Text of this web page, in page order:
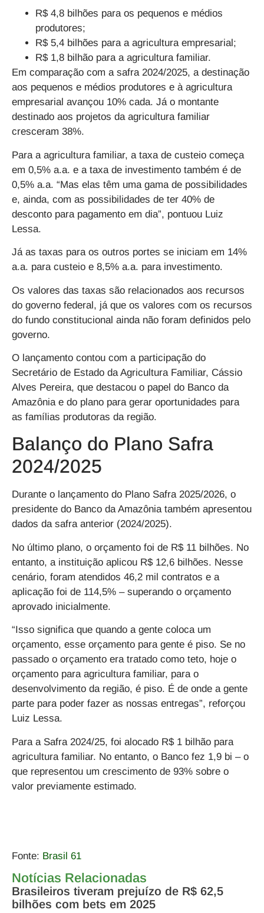
R$ 4,8 bilhões para os pequenos e médios
produtores;
R$ 5,4 bilhões para a agricultura empresarial;
R$ 1,8 bilhão para a agricultura familiar.
Em comparação com a safra 2024/2025, a destinação
aos pequenos e médios produtores e à agricultura
empresarial avançou 10% cada. Já o montante
destinado aos projetos da agricultura familiar
cresceram 38%.
Para a agricultura familiar, a taxa de custeio começa
em 0,5% a.a. e a taxa de investimento também é de
0,5% a.a. “Mas elas têm uma gama de possibilidades
e, ainda, com as possibilidades de ter 40% de
desconto para pagamento em dia”, pontuou Luiz
Lessa.
Já as taxas para os outros portes se iniciam em 14%
a.a. para custeio e 8,5% a.a. para investimento.
Os valores das taxas são relacionados aos recursos
do governo federal, já que os valores com os recursos
do fundo constitucional ainda não foram definidos pelo
governo.
O lançamento contou com a participação do
Secretário de Estado da Agricultura Familiar, Cássio
Alves Pereira, que destacou o papel do Banco da
Amazônia e do plano para gerar oportunidades para
as famílias produtoras da região.
Balanço do Plano Safra
2024/2025
Durante o lançamento do Plano Safra 2025/2026, o
presidente do Banco da Amazônia também apresentou
dados da safra anterior (2024/2025).
No último plano, o orçamento foi de R$ 11 bilhões. No
entanto, a instituição aplicou R$ 12,6 bilhões. Nesse
cenário, foram atendidos 46,2 mil contratos e a
aplicação foi de 114,5% – superando o orçamento
aprovado inicialmente.
“Isso significa que quando a gente coloca um
orçamento, esse orçamento para gente é piso. Se no
passado o orçamento era tratado como teto, hoje o
orçamento para agricultura familiar, para o
desenvolvimento da região, é piso. É de onde a gente
parte para poder fazer as nossas entregas”, reforçou
Luiz Lessa.
Para a Safra 2024/25, foi alocado R$ 1 bilhão para
agricultura familiar. No entanto, o Banco fez 1,9 bi – o
que representou um crescimento de 93% sobre o
valor previamente estimado.
Fonte: Brasil 61
Notícias Relacionadas
Brasileiros tiveram prejuízo de R$ 62,5
bilhões com bets em 2025